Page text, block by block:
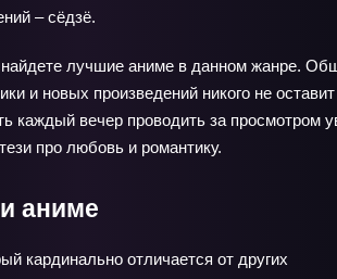
– сёдзё.
лучшие аниме в данном жанре.
и новых произведений никого не
каждый вечер проводить за просмотром
про любовь и романтику.
аниме
кардинально отличается от других